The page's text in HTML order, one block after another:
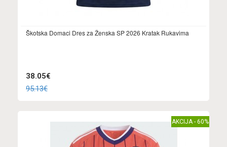
Škotska Domaci Dres za Ženska SP 2026 Kratak Rukavima
38.05€
95.13€
AKCIJA - 60%